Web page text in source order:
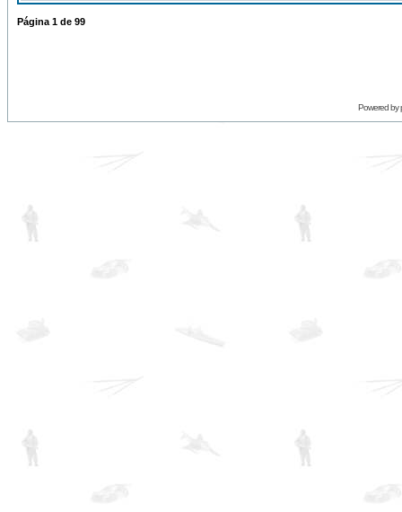
Página 1 de 99
Powered by